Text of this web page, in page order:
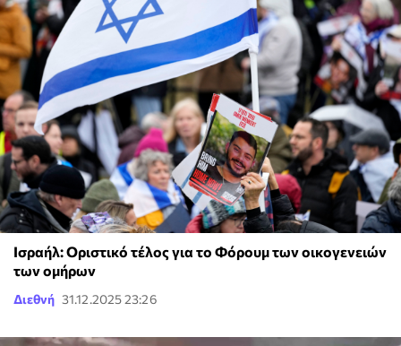
Ισραήλ: Οριστικό τέλος για το Φόρουμ των οικογενειών
των ομήρων
Διεθνή 31.12.2025 23:26